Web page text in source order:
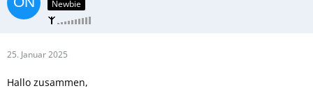
Newbie
25. Januar 2025
Hallo zusammen,